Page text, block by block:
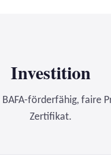
Investition
förderfähig, faire
Zertifikat.